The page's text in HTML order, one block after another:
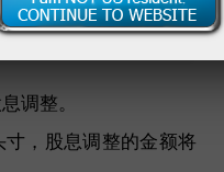
调整。
，股息调整的金额将